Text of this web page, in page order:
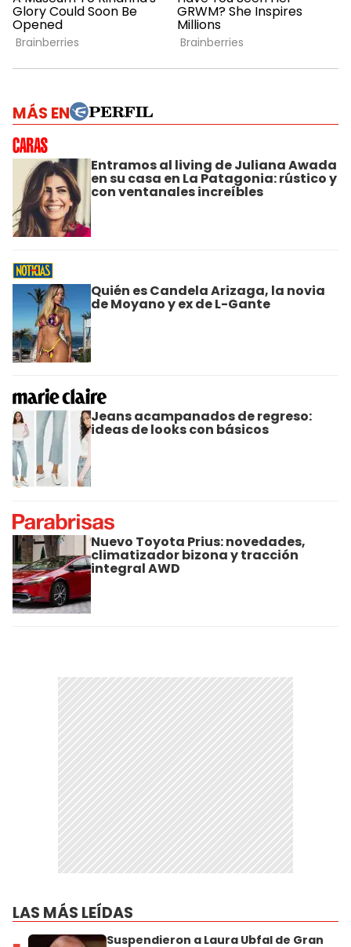
MÁS EN
Entramos al living de Juliana Awada
en su casa en La Patagonia: rústico y
con ventanales increíbles
Quién es Candela Arizaga, la novia
de Moyano y ex de L-Gante
Jeans acampanados de regreso:
ideas de looks con básicos
Nuevo Toyota Prius: novedades,
climatizador bizona y tracción
integral AWD
LAS MÁS LEÍDAS
Suspendieron a Laura Ubfal de Gran